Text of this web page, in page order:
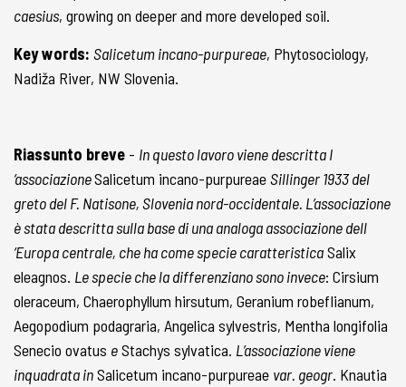
caesius, growing on deeper and more developed soil.
Key words: Salicetum incano-purpureae, Phytosociology,
Nadiža River, NW Slovenia.
Riassunto breve - In questo lavoro viene descritta I
‘associazioneSalicetum incano-purpureaeSillinger 1933 del
greto del F. Natisone, Slovenia nord-occidentale. L’associazione
è stata descritta sulla base di una analoga associazione dell
‘Europa centrale, che ha come specie caratteristicaSalix
eleagnos. Le specie che la differenziano sono invece: Cirsium
oleraceum, Chaerophyllum hirsutum, Geranium robeflianum,
Aegopodium podagraria, Angelica sylvestris, Mentha longifolia
Senecio ovatus eStachys sylvatica. L’associazione viene
inquadrata inSalicetum incano-purpureae var. geogr. Knautia